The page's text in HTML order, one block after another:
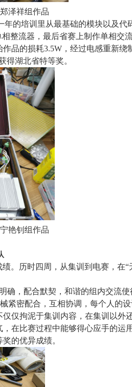
泽祥组作品
年的培训里从最基础的模块以及代
整流器，最后省赛上制作单相交
品的损耗3.5W，经过电感重新绕
得湖北省特等奖。
艳钊组作品
绩。历时四周，从集训到电赛，在“
确，配合默契，和谐的组内交流
紧密配合，互相协调，每个人的
仅拘泥于集训内容，在集训以外
在比赛过程中能够得心应手的运
的优异成绩。